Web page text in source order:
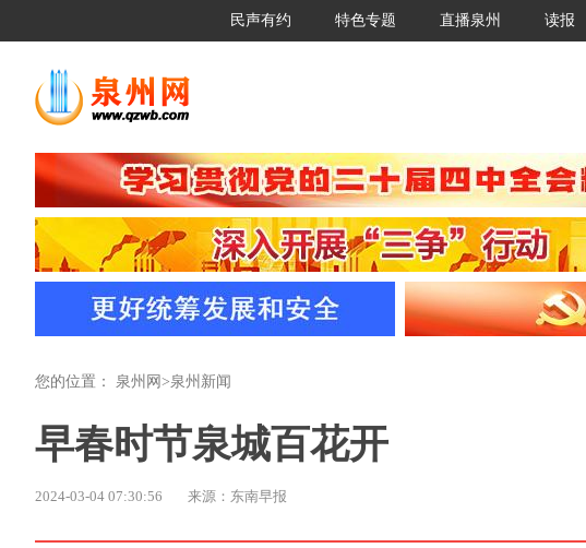
民声有约 特色专题 直播泉州 读报
您的位置： 泉州网 >泉州新闻
早春时节泉城百花开
2024-03-04 07:30:56 来源：东南早报